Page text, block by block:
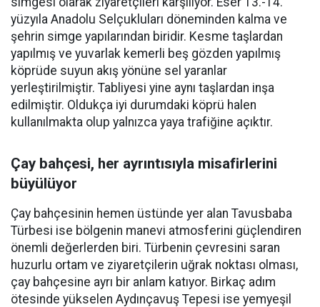
yüzyıla Anadolu Selçukluları döneminden kalma ve
şehrin simge yapılarından biridir. Kesme taşlardan
yapılmış ve yuvarlak kemerli beş gözden yapılmış
köprüde suyun akış yönüne sel yaranlar
yerleştirilmiştir. Tabliyesi yine aynı taşlardan inşa
edilmiştir. Oldukça iyi durumdaki köprü halen
kullanılmakta olup yalnızca yaya trafiğine açıktır.
Çay bahçesi, her ayrıntısıyla misafirlerini
büyülüyor
Çay bahçesinin hemen üstünde yer alan Tavusbaba
Türbesi ise bölgenin manevi atmosferini güçlendiren
önemli değerlerden biri. Türbenin çevresini saran
huzurlu ortam ve ziyaretçilerin uğrak noktası olması,
çay bahçesine ayrı bir anlam katıyor. Birkaç adım
ötesinde yükselen Aydınçavuş Tepesi ise yemyeşil